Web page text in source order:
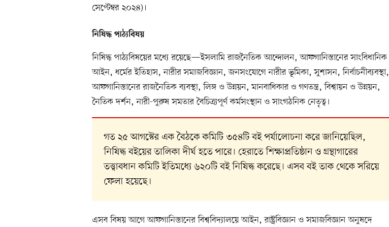
সেপ্টেম্বর ২০২৪)।
নিষিদ্ধ পাঠ্যবিষয়
নিষিদ্ধ পাঠ্যবিষয়ের মধ্যে রয়েছে—ইসলামি রাজনৈতিক আন্দোলন, আফগানিস্তানের সাংবিধানিক
আইন, ধর্মের ইতিহাস, নারীর সমাজবিজ্ঞান, জনসংযোগে নারীর ভূমিকা, সুশাসন, নির্বাচনীব্যবস্থা,
আফগানিস্তানের রাজনৈতিক ব্যবস্থা, লিঙ্গ ও উন্নয়ন, মানবাধিকার ও গণতন্ত্র, বিশ্বায়ন ও উন্নয়ন,
নৈতিক দর্শন, নারী-পুরুষ সমতার বৈচিত্র্যপূর্ণ কর্মসংস্থান ও সাংগঠনিক নেতৃত্ব।
গত ২৫ আগস্টের এক বৈঠকে কমিটি ৩৫৪টি বই পর্যালোচনা করে জানিয়েছিল,
নিষিদ্ধ বইয়ের তালিকা দীর্ঘ হতে পারে। হেরাতে শিক্ষাপ্রতিষ্ঠান ও গ্রন্থাগারের
তত্ত্বাবধান কমিটি ইতিমধ্যে ৬২০টি বই নিষিদ্ধ করেছে। এসব বই তাক থেকে সরিয়ে
ফেলা হয়েছে।
এসব বিষয় আগে আফগানিস্তানের বিশ্ববিদ্যালয়ে আইন, রাষ্ট্রবিজ্ঞান ও সমাজবিজ্ঞান অনুষদে